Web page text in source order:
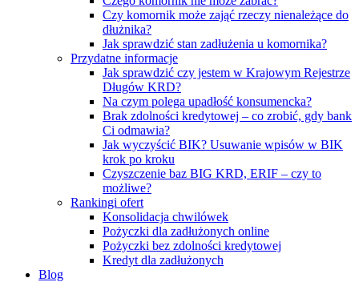
Czy komornik może zająć rzeczy nienależące do
dłużnika?
Jak sprawdzić stan zadłużenia u komornika?
Przydatne informacje
Jak sprawdzić czy jestem w Krajowym Rejestrze
Długów KRD?
Na czym polega upadłość konsumencka?
Brak zdolności kredytowej – co zrobić, gdy bank
Ci odmawia?
Jak wyczyścić BIK? Usuwanie wpisów w BIK
krok po kroku
Czyszczenie baz BIG KRD, ERIF – czy to
możliwe?
Rankingi ofert
Konsolidacja chwilówek
Pożyczki dla zadłużonych online
Pożyczki bez zdolności kredytowej
Kredyt dla zadłużonych
Blog